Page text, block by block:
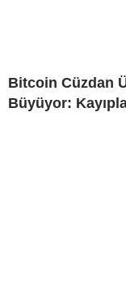
Bitcoin Cüzdan
Büyüyor: